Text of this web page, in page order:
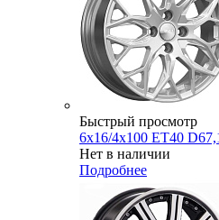
Быстрый просмотр
6x16/4x100 ET40
Нет в наличии
Подробнее